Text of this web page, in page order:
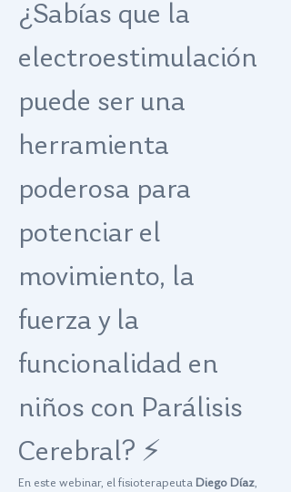
¿Sabías que la
electroestimulación
puede ser una
herramienta
poderosa para
potenciar el
movimiento, la
fuerza y la
funcionalidad en
niños con Parálisis
Cerebral? ⚡
En este webinar, el fisioterapeuta Diego Díaz,